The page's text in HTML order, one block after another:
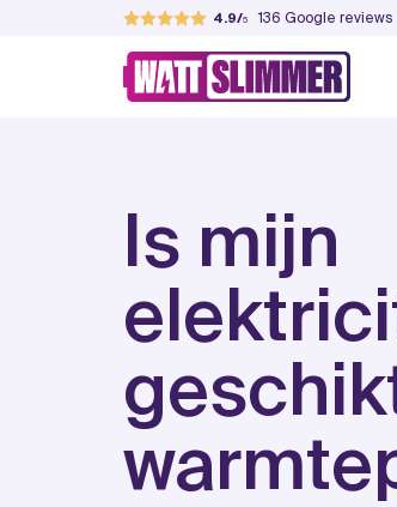
4.9 136 Google reviews
WattSlimmer
Jouw partner in verduurzamen
Is mijn